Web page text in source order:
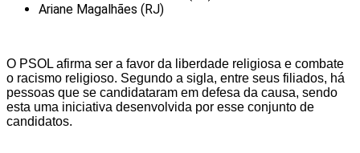
Ariane Magalhães (RJ)
O PSOL afirma ser a favor da liberdade religiosa e combate
o racismo religioso. Segundo a sigla, entre seus filiados, há
pessoas que se candidataram em defesa da causa, sendo
esta uma iniciativa desenvolvida por esse conjunto de
candidatos.